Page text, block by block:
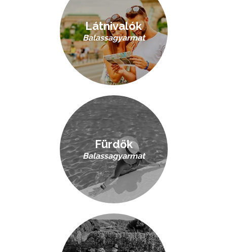
Látnivalók
Balassagyarmat
Fürdők
Balassagyarmat